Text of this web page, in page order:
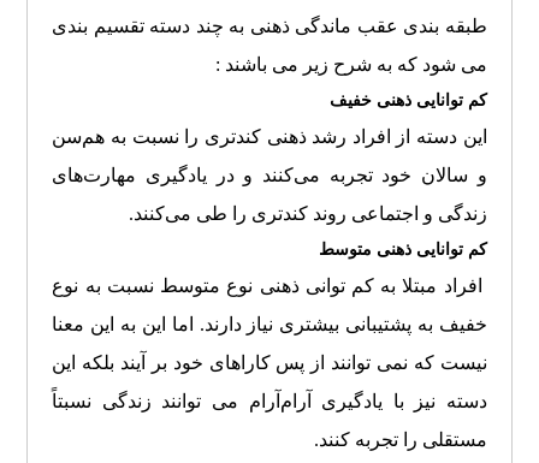
طبقه بندی عقب ماندگی ذهنی به چند دسته تقسیم بندی
می شود که به شرح زیر می باشند :
کم توانایی ذهنی خفیف
این دسته از افراد رشد ذهنی کندتری را نسبت به هم‌سن
و سالان خود تجربه می‌کنند و در یادگیری مهارت‌های
زندگی و اجتماعی روند کندتری را طی می‌کنند.
کم توانایی ذهنی متوسط
افراد مبتلا به کم توانی ذهنی نوع متوسط نسبت به نوع
خفیف به پشتیبانی بیشتری نیاز دارند. اما این به این معنا
نیست که نمی توانند از پس کاراهای خود بر آیند بلکه این
دسته نیز با یادگیری آرام‌آرام می توانند زندگی نسبتاً
مستقلی را تجربه کنند.